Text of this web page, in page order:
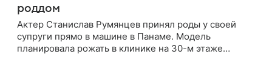
роддом
Актер Станислав Румянцев принял роды у своей
супруги прямо в машине в Панаме. Модель
планировала рожать в клинике на 30-м этаже